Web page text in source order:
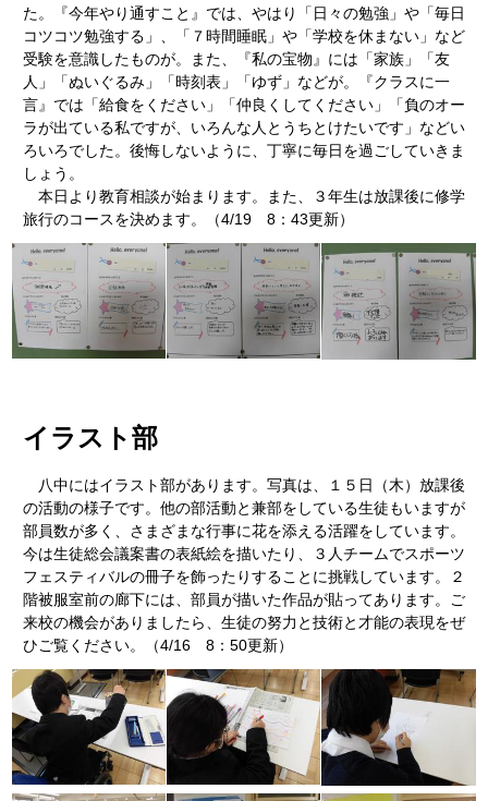
た。『今年やり通すこと』では、やはり「日々の勉強」や「毎日
コツコツ勉強する」、「７時間睡眠」や「学校を休まない」など
受験を意識したものが。また、『私の宝物』には「家族」「友
人」「ぬいぐるみ」「時刻表」「ゆず」などが。『クラスに一
言』では「給食をください」「仲良くしてください」「負のオー
ラが出ている私ですが、いろんな人とうちとけたいです」などい
ろいろでした。後悔しないように、丁寧に毎日を過ごしていきま
しょう。
本日より教育相談が始まります。また、３年生は放課後に修学
旅行のコースを決めます。（4/19 8：43更新）
イラスト部
八中にはイラスト部があります。写真は、１５日（木）放課後
の活動の様子です。他の部活動と兼部をしている生徒もいますが
部員数が多く、さまざまな行事に花を添える活躍をしています。
今は生徒総会議案書の表紙絵を描いたり、３人チームでスポーツ
フェスティバルの冊子を飾ったりすることに挑戦しています。２
階被服室前の廊下には、部員が描いた作品が貼ってあります。ご
来校の機会がありましたら、生徒の努力と技術と才能の表現をぜ
ひご覧ください。（4/16 8：50更新）